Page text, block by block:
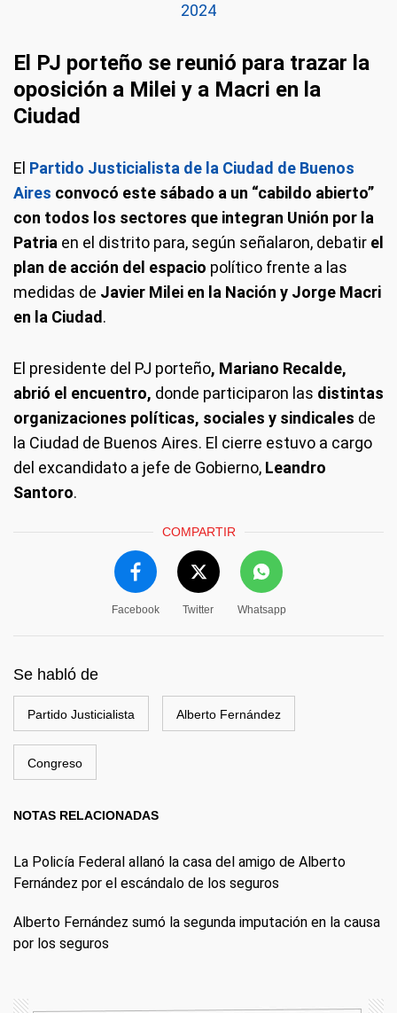
2024
El PJ porteño se reunió para trazar la
oposición a Milei y a Macri en la
Ciudad
El Partido Justicialista de la Ciudad de Buenos
Aires convocó este sábado a un “cabildo abierto”
con todos los sectores que integran Unión por la
Patria en el distrito para, según señalaron, debatir el
plan de acción del espacio político frente a las
medidas de Javier Milei en la Nación y Jorge Macri
en la Ciudad .
El presidente del PJ porteño, Mariano Recalde,
abrió el encuentro, donde participaron las distintas
organizaciones políticas, sociales y sindicales de
la Ciudad de Buenos Aires. El cierre estuvo a cargo
del excandidato a jefe de Gobierno, Leandro
Santoro.
COMPARTIR
Facebook Twitter Whatsapp
Se habló de
Partido Justicialista Alberto Fernández
Congreso
NOTAS RELACIONADAS
La Policía Federal allanó la casa del amigo de Alberto
Fernández por el escándalo de los seguros
Alberto Fernández sumó la segunda imputación en la causa
por los seguros